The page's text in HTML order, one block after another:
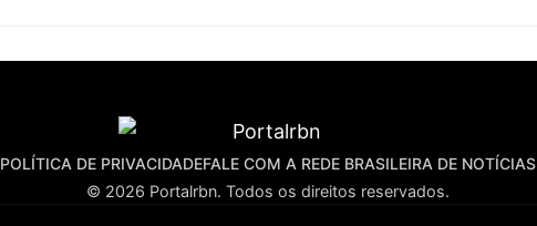
POLÍTICA DE PRIVACIDADEFALE COM A REDE BRASILEIRA DE NOTÍCIAS
© 2026 Portalrbn. Todos os direitos reservados.